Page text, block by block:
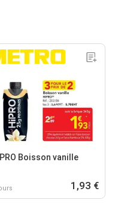
Boisson vanille
1,93 €